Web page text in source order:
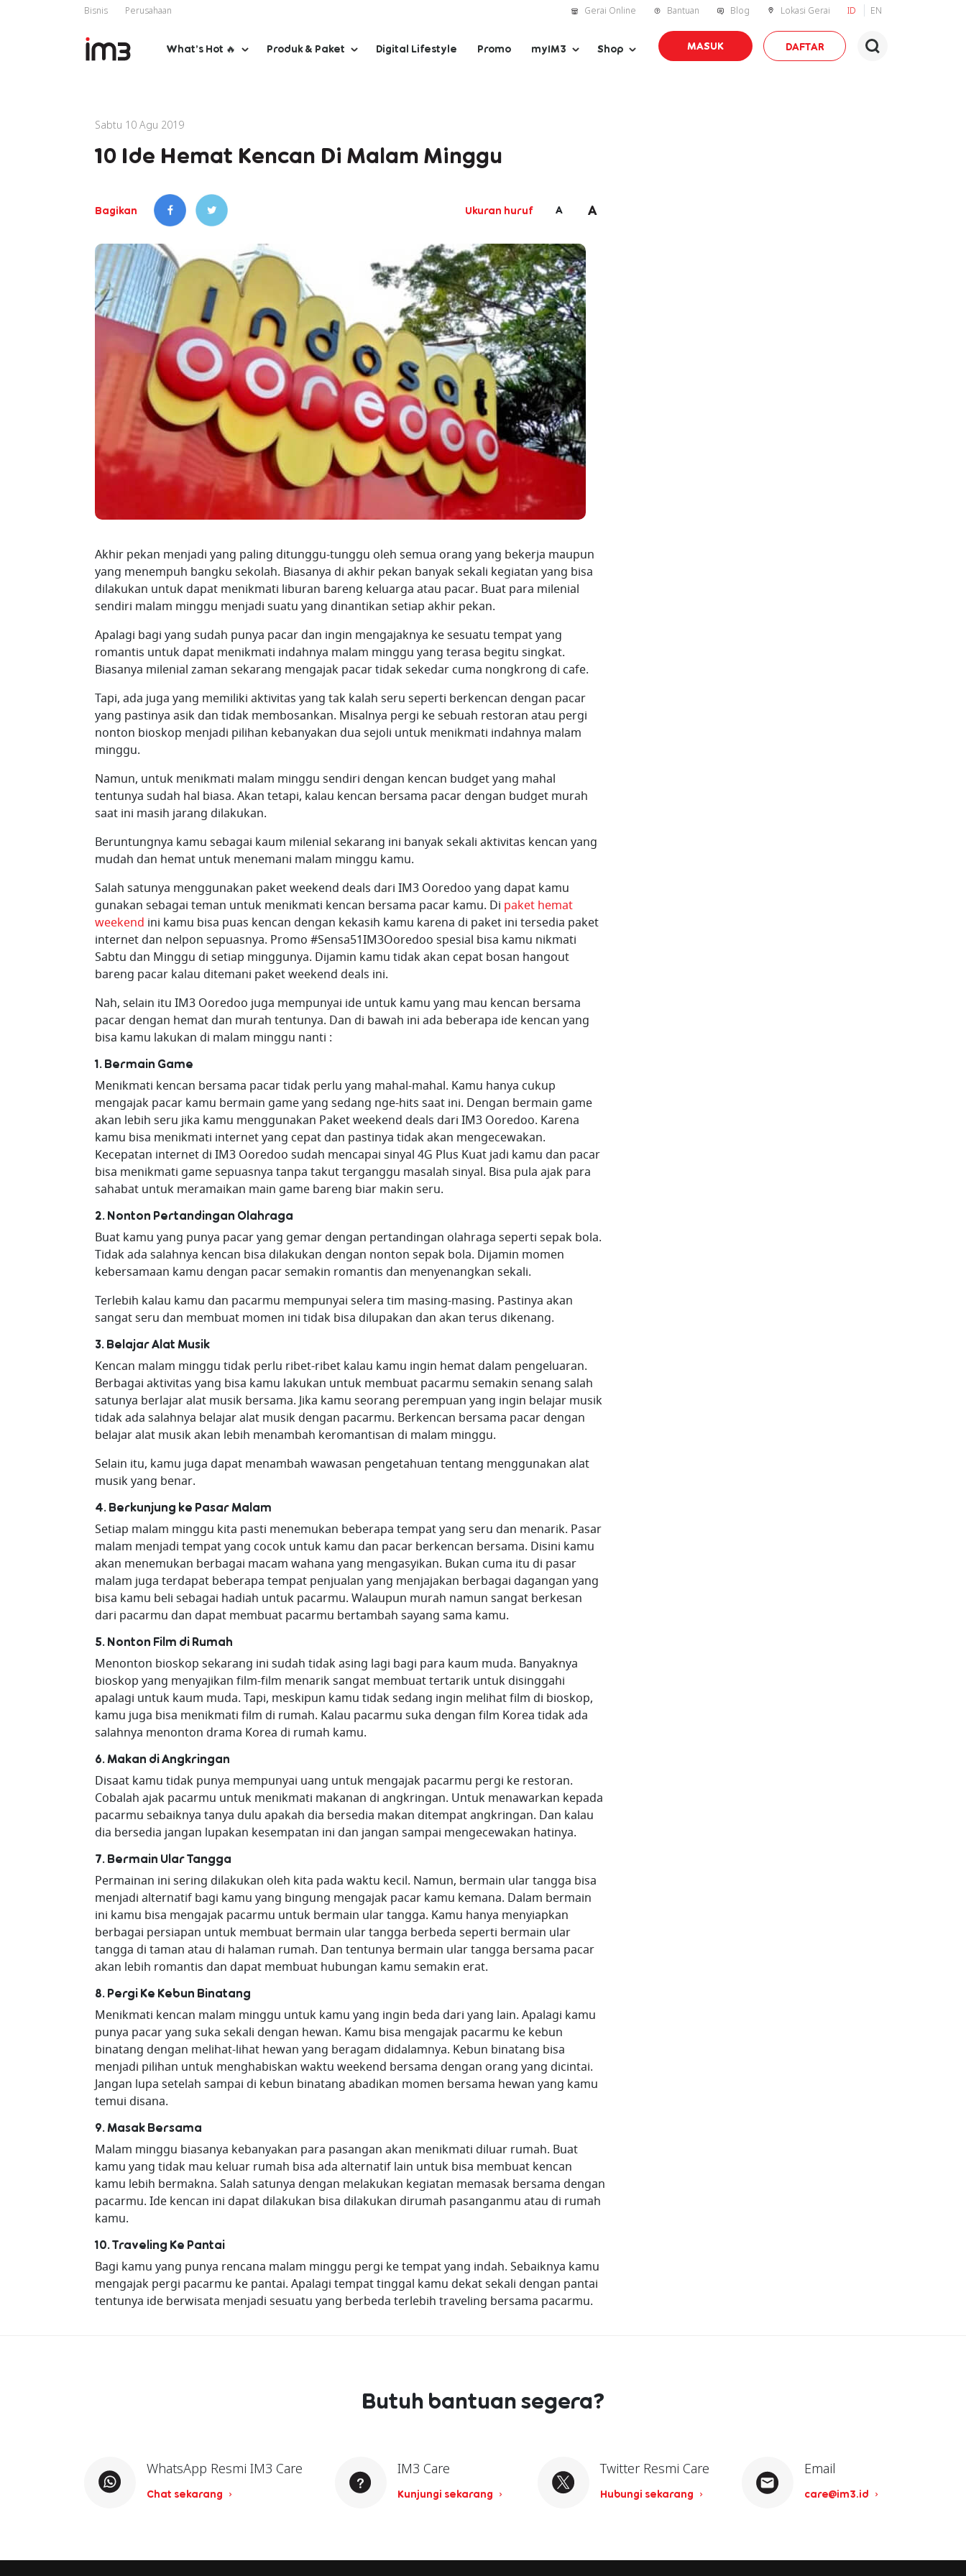
Bisnis Perusahaan Gerai Online Bantuan Blog Lokasi Gerai ID EN
What’s Hot 🔥 Produk & Paket Digital Lifestyle Promo myIM3 Shop MASUK DAFTAR
Sabtu 10 Agu 2019
10 Ide Hemat Kencan Di Malam Minggu
Bagikan Ukuran huruf A A
Akhir pekan menjadi yang paling ditunggu-tunggu oleh semua orang yang bekerja maupun
yang menempuh bangku sekolah. Biasanya di akhir pekan banyak sekali kegiatan yang bisa
dilakukan untuk dapat menikmati liburan bareng keluarga atau pacar. Buat para milenial
sendiri malam minggu menjadi suatu yang dinantikan setiap akhir pekan.
Apalagi bagi yang sudah punya pacar dan ingin mengajaknya ke sesuatu tempat yang
romantis untuk dapat menikmati indahnya malam minggu yang terasa begitu singkat.
Biasanya milenial zaman sekarang mengajak pacar tidak sekedar cuma nongkrong di cafe.
Tapi, ada juga yang memiliki aktivitas yang tak kalah seru seperti berkencan dengan pacar
yang pastinya asik dan tidak membosankan. Misalnya pergi ke sebuah restoran atau pergi
nonton bioskop menjadi pilihan kebanyakan dua sejoli untuk menikmati indahnya malam
minggu.
Namun, untuk menikmati malam minggu sendiri dengan kencan budget yang mahal
tentunya sudah hal biasa. Akan tetapi, kalau kencan bersama pacar dengan budget murah
saat ini masih jarang dilakukan.
Beruntungnya kamu sebagai kaum milenial sekarang ini banyak sekali aktivitas kencan yang
mudah dan hemat untuk menemani malam minggu kamu.
Salah satunya menggunakan paket weekend deals dari IM3 Ooredoo yang dapat kamu
gunakan sebagai teman untuk menikmati kencan bersama pacar kamu. Di paket hemat
weekend ini kamu bisa puas kencan dengan kekasih kamu karena di paket ini tersedia paket
internet dan nelpon sepuasnya. Promo #Sensa51IM3Ooredoo spesial bisa kamu nikmati
Sabtu dan Minggu di setiap minggunya. Dijamin kamu tidak akan cepat bosan hangout
bareng pacar kalau ditemani paket weekend deals ini.
Nah, selain itu IM3 Ooredoo juga mempunyai ide untuk kamu yang mau kencan bersama
pacar dengan hemat dan murah tentunya. Dan di bawah ini ada beberapa ide kencan yang
bisa kamu lakukan di malam minggu nanti :
1. Bermain Game
Menikmati kencan bersama pacar tidak perlu yang mahal-mahal. Kamu hanya cukup
mengajak pacar kamu bermain game yang sedang nge-hits saat ini. Dengan bermain game
akan lebih seru jika kamu menggunakan Paket weekend deals dari IM3 Ooredoo. Karena
kamu bisa menikmati internet yang cepat dan pastinya tidak akan mengecewakan.
Kecepatan internet di IM3 Ooredoo sudah mencapai sinyal 4G Plus Kuat jadi kamu dan pacar
bisa menikmati game sepuasnya tanpa takut terganggu masalah sinyal. Bisa pula ajak para
sahabat untuk meramaikan main game bareng biar makin seru.
2. Nonton Pertandingan Olahraga
Buat kamu yang punya pacar yang gemar dengan pertandingan olahraga seperti sepak bola.
Tidak ada salahnya kencan bisa dilakukan dengan nonton sepak bola. Dijamin momen
kebersamaan kamu dengan pacar semakin romantis dan menyenangkan sekali.
Terlebih kalau kamu dan pacarmu mempunyai selera tim masing-masing. Pastinya akan
sangat seru dan membuat momen ini tidak bisa dilupakan dan akan terus dikenang.
3. Belajar Alat Musik
Kencan malam minggu tidak perlu ribet-ribet kalau kamu ingin hemat dalam pengeluaran.
Berbagai aktivitas yang bisa kamu lakukan untuk membuat pacarmu semakin senang salah
satunya berlajar alat musik bersama. Jika kamu seorang perempuan yang ingin belajar musik
tidak ada salahnya belajar alat musik dengan pacarmu. Berkencan bersama pacar dengan
belajar alat musik akan lebih menambah keromantisan di malam minggu.
Selain itu, kamu juga dapat menambah wawasan pengetahuan tentang menggunakan alat
musik yang benar.
4. Berkunjung ke Pasar Malam
Setiap malam minggu kita pasti menemukan beberapa tempat yang seru dan menarik. Pasar
malam menjadi tempat yang cocok untuk kamu dan pacar berkencan bersama. Disini kamu
akan menemukan berbagai macam wahana yang mengasyikan. Bukan cuma itu di pasar
malam juga terdapat beberapa tempat penjualan yang menjajakan berbagai dagangan yang
bisa kamu beli sebagai hadiah untuk pacarmu. Walaupun murah namun sangat berkesan
dari pacarmu dan dapat membuat pacarmu bertambah sayang sama kamu.
5. Nonton Film di Rumah
Menonton bioskop sekarang ini sudah tidak asing lagi bagi para kaum muda. Banyaknya
bioskop yang menyajikan film-film menarik sangat membuat tertarik untuk disinggahi
apalagi untuk kaum muda. Tapi, meskipun kamu tidak sedang ingin melihat film di bioskop,
kamu juga bisa menikmati film di rumah. Kalau pacarmu suka dengan film Korea tidak ada
salahnya menonton drama Korea di rumah kamu.
6. Makan di Angkringan
Disaat kamu tidak punya mempunyai uang untuk mengajak pacarmu pergi ke restoran.
Cobalah ajak pacarmu untuk menikmati makanan di angkringan. Untuk menawarkan kepada
pacarmu sebaiknya tanya dulu apakah dia bersedia makan ditempat angkringan. Dan kalau
dia bersedia jangan lupakan kesempatan ini dan jangan sampai mengecewakan hatinya.
7. Bermain Ular Tangga
Permainan ini sering dilakukan oleh kita pada waktu kecil. Namun, bermain ular tangga bisa
menjadi alternatif bagi kamu yang bingung mengajak pacar kamu kemana. Dalam bermain
ini kamu bisa mengajak pacarmu untuk bermain ular tangga. Kamu hanya menyiapkan
berbagai persiapan untuk membuat bermain ular tangga berbeda seperti bermain ular
tangga di taman atau di halaman rumah. Dan tentunya bermain ular tangga bersama pacar
akan lebih romantis dan dapat membuat hubungan kamu semakin erat.
8. Pergi Ke Kebun Binatang
Menikmati kencan malam minggu untuk kamu yang ingin beda dari yang lain. Apalagi kamu
punya pacar yang suka sekali dengan hewan. Kamu bisa mengajak pacarmu ke kebun
binatang dengan melihat-lihat hewan yang beragam didalamnya. Kebun binatang bisa
menjadi pilihan untuk menghabiskan waktu weekend bersama dengan orang yang dicintai.
Jangan lupa setelah sampai di kebun binatang abadikan momen bersama hewan yang kamu
temui disana.
9. Masak Bersama
Malam minggu biasanya kebanyakan para pasangan akan menikmati diluar rumah. Buat
kamu yang tidak mau keluar rumah bisa ada alternatif lain untuk bisa membuat kencan
kamu lebih bermakna. Salah satunya dengan melakukan kegiatan memasak bersama dengan
pacarmu. Ide kencan ini dapat dilakukan bisa dilakukan dirumah pasanganmu atau di rumah
kamu.
10. Traveling Ke Pantai
Bagi kamu yang punya rencana malam minggu pergi ke tempat yang indah. Sebaiknya kamu
mengajak pergi pacarmu ke pantai. Apalagi tempat tinggal kamu dekat sekali dengan pantai
tentunya ide berwisata menjadi sesuatu yang berbeda terlebih traveling bersama pacarmu.
Butuh bantuan segera?
WhatsApp Resmi IM3 Care
Chat sekarang
IM3 Care
Kunjungi sekarang
Twitter Resmi Care
Hubungi sekarang
Email
care@im3.id